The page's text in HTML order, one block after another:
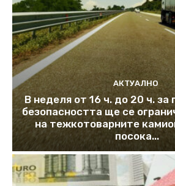
АКТУАЛНО
В неделя от 16 ч. до 20 ч. за
безопасността ще се
на тежкотоварните
посока...